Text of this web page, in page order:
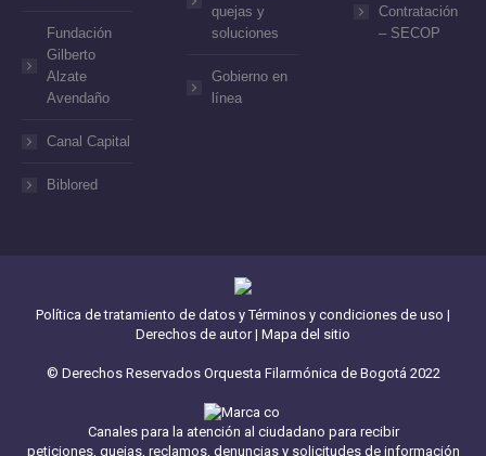
Fundación
Gilberto
Alzate
Avendaño
Canal Capital
Biblored
quejas y
soluciones
Gobierno en
línea
Contratación
– SECOP
Política de tratamiento de datos y Términos y condiciones de uso |
Derechos de autor| Mapa del sitio
© Derechos Reservados Orquesta Filarmónica de Bogotá 2022
Canales para la atención al ciudadano para recibir
peticiones, quejas, reclamos, denuncias y solicitudes de información